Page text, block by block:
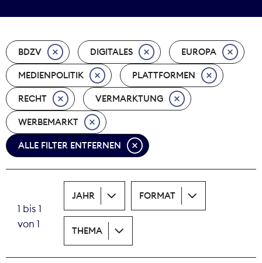
Nachhaltigkeit
Nachwuchs
Nova Award
Pressefreiheit
Print
Recht
Tarifpolitik
Theodor-Wolff-Preis
BDZV DIGITALES EUROPA
MEDIENPOLITIK PLATTFORMEN
RECHT VERMARKTUNG
WERBEMARKT
ALLE FILTER ENTFERNEN
1 bis 1
von 1
JAHR FORMAT
THEMA